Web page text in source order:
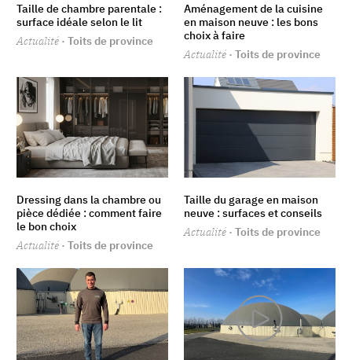
Taille de chambre parentale :
surface idéale selon le lit
Actualité · Toits de province
Aménagement de la cuisine
en maison neuve : les bons
choix à faire
Actualité · Toits de province
Dressing dans la chambre ou
pièce dédiée : comment faire
le bon choix
Actualité · Toits de province
Taille du garage en maison
neuve : surfaces et conseils
Actualité · Toits de province